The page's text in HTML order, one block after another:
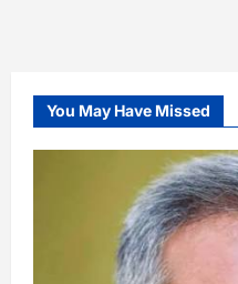
You May Have Missed